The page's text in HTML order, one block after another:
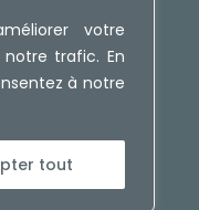
votre
trafic. En
à notre
tout